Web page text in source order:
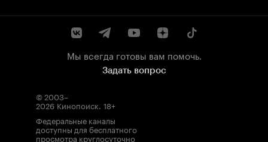
Мы всегда готовы вам помочь.
Задать вопрос
© 2003–
2026 Кинопоиск. 18+
Федеральные каналы
доступны для бесплатного
просмотра круглосуточно